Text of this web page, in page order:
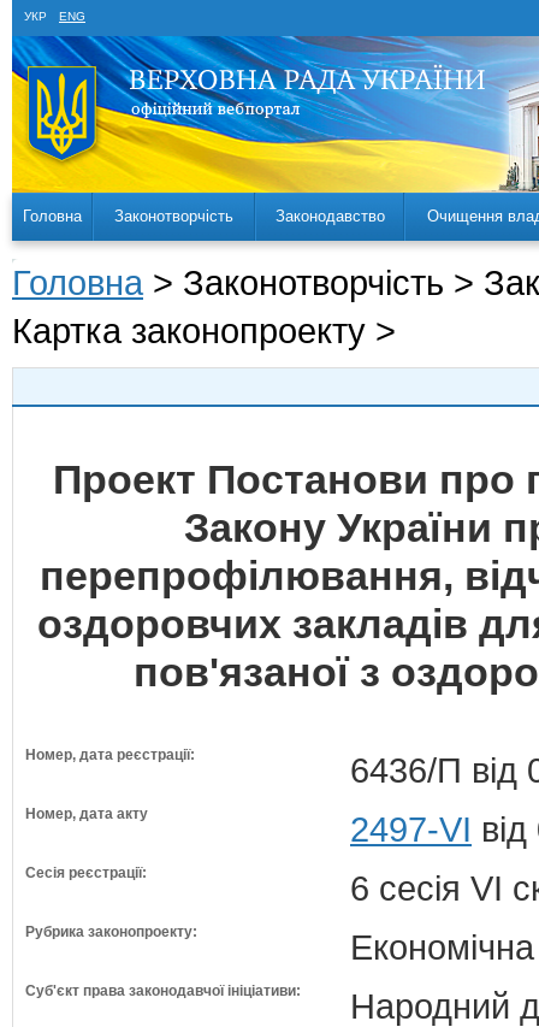
УКР ENG
Головна Законотворчість Законодавство Очищення
Головна > Законотворчість >
Картка законопроекту >
Проект Постанови про
Закону України
перепрофілювання,
оздоровчих закладів
пов'язаної з
Номер, дата реєстрації: 6436/П від
Номер, дата акту 2497-VI
Сесія реєстрації: 6 сесія VI
Рубрика законопроекту:
Суб'єкт права законодавчої ініціативи: Народний